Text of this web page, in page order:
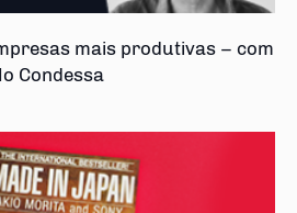
mais produtivas – com
Condessa